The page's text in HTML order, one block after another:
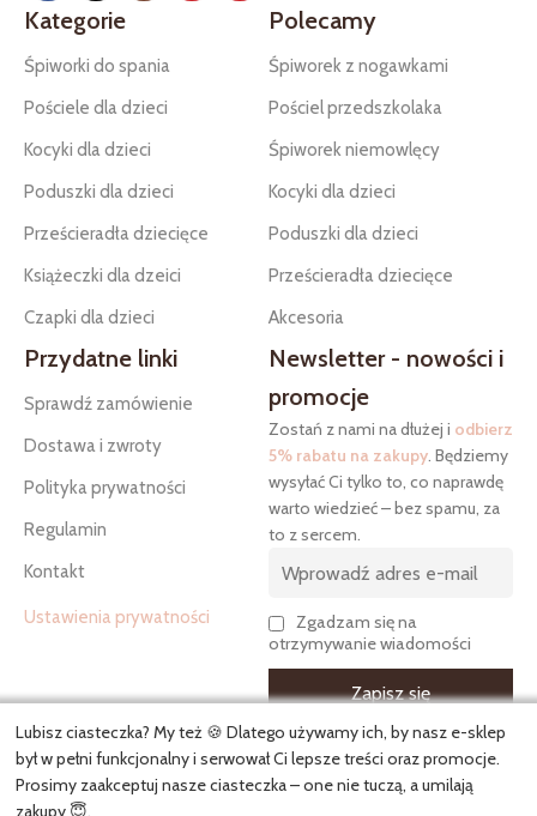
Kategorie
Śpiworki do spania
Pościele dla dzieci
Kocyki dla dzieci
Poduszki dla dzieci
Prześcieradła dziecięce
Książeczki dla dzeici
Czapki dla dzieci
Polecamy
Śpiworek z nogawkami
Pościel przedszkolaka
Śpiworek niemowlęcy
Kocyki dla dzieci
Poduszki dla dzieci
Prześcieradła dziecięce
Akcesoria
Przydatne linki
Sprawdź zamówienie
Dostawa i zwroty
Polityka prywatności
Regulamin
Kontakt
Ustawienia prywatności
Newsletter - nowości i
promocje
Zostań z nami na dłużej i odbierz
5% rabatu na zakupy. Będziemy
wysyłać Ci tylko to, co naprawdę
warto wiedzieć – bez spamu, za
to z sercem.
Zgadzam się na
otrzymywanie wiadomości
CopyrightKielankowo.pl© 2026. Wszelkie prawa zastrzeżone.
Lubisz ciasteczka? My też 🍪 Dlatego używamy ich, by nasz e-sklep
był w pełni funkcjonalny i serwował Ci lepsze treści oraz promocje.
Prosimy zaakceptuj nasze ciasteczka – one nie tuczą, a umilają
zakupy 😇.